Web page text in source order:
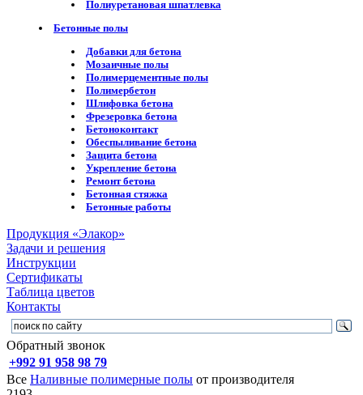
Полиуретановая шпатлевка
Бетонные полы
Добавки для бетона
Мозаичные полы
Полимерцементные полы
Полимербетон
Шлифовка бетона
Фрезеровка бетона
Бетоноконтакт
Обеспыливание бетона
Защита бетона
Укрепление бетона
Ремонт бетона
Бетонная стяжка
Бетонные работы
Продукция «Элакор»
Задачи и решения
Инструкции
Сертификаты
Таблица цветов
Контакты
Обратный звонок
+992 91 958 98 79
Все Наливные полимерные полы от производителя